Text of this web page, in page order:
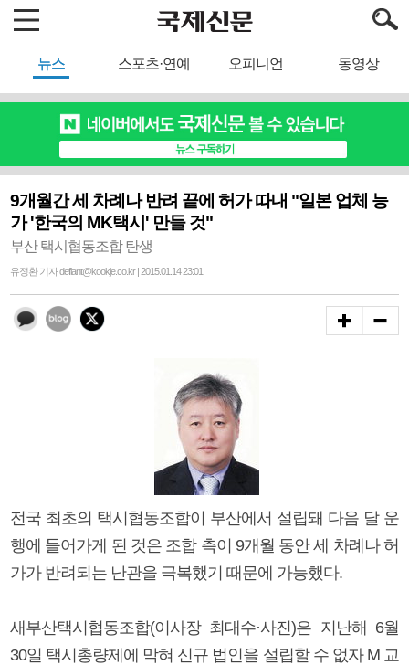
뉴스 스포츠·연예 오피니언 동영상
9개월간 세 차례나 반려 끝에 허가 따내 "일본 업체 능
가 '한국의 MK택시' 만들 것"
부산 택시협동조합 탄생
유정환 기자 defiant@kookje.co.kr | 2015.01.14 23:01
전국 최초의 택시협동조합이 부산에서 설립돼 다음 달 운
행에 들어가게 된 것은 조합 측이 9개월 동안 세 차례나 허
가가 반려되는 난관을 극복했기 때문에 가능했다.
새부산택시협동조합(이사장 최대수·사진)은 지난해 6월
30일 택시총량제에 막혀 신규 법인을 설립할 수 없자 M 교